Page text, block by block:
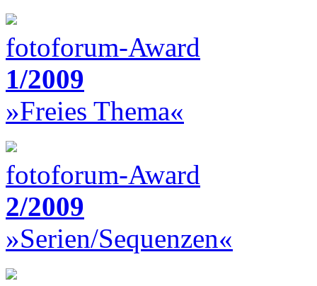
fotoforum-Award
1/2009
»Freies Thema«
fotoforum-Award
2/2009
»Serien/Sequenzen«